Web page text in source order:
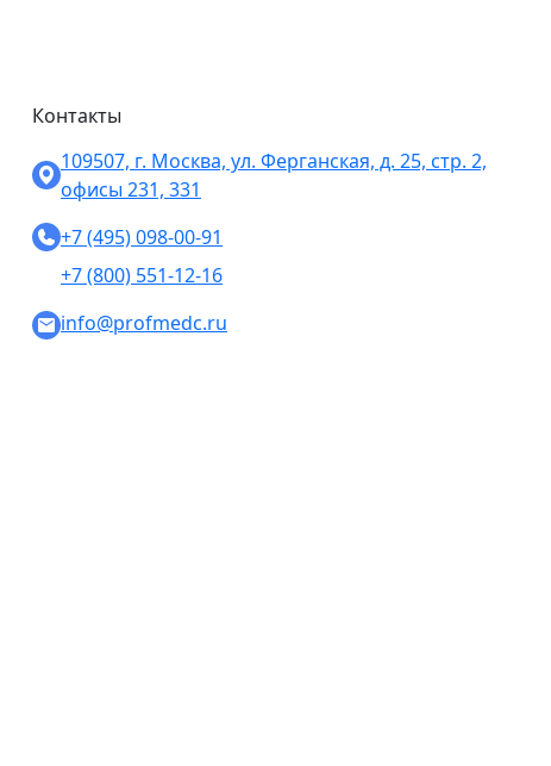
Контакты
109507, г. Москва, ул. Ферганская, д. 25, стр. 2,
офисы 231, 331
+7 (495) 098-00-91
+7 (800) 551-12-16
info@profmedc.ru